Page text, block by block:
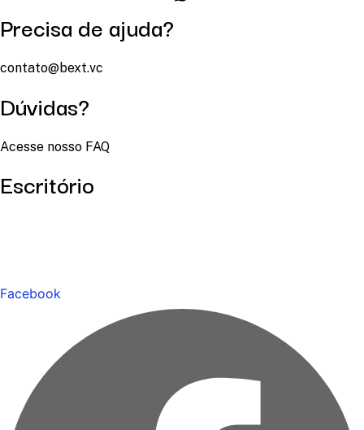
Precisa de ajuda?
contato@bext.vc
Dúvidas?
Acesse nosso FAQ
Escritório
Facebook